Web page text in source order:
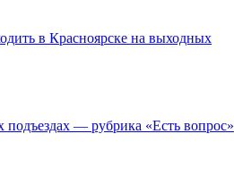
в Красноярске на выходных
подъездах — рубрика «Есть вопрос»